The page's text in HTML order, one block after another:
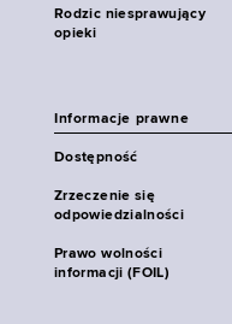
Rodzic niesprawujący
opieki
Informacje prawne
Dostępność
Zrzeczenie się
odpowiedzialności
Prawo wolności
informacji (FOIL)